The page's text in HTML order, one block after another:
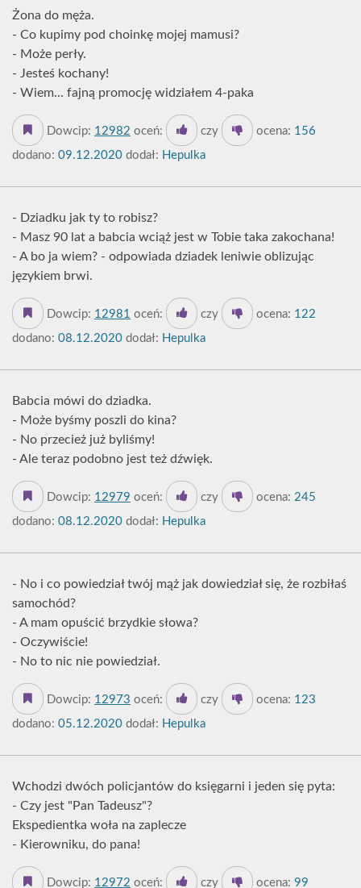
Żona do męża.
- Co kupimy pod choinkę mojej mamusi?
- Może perły.
- Jesteś kochany!
- Wiem... fajną promocję widziałem 4-paka
Dowcip: 12982 oceń: czy ocena: 156
dodano: 09.12.2020 dodał: Hepulka
- Dziadku jak ty to robisz?
- Masz 90 lat a babcia wciąż jest w Tobie taka zakochana!
- A bo ja wiem? - odpowiada dziadek leniwie oblizując
językiem brwi.
Dowcip: 12981 oceń: czy ocena: 122
dodano: 08.12.2020 dodał: Hepulka
Babcia mówi do dziadka.
- Może byśmy poszli do kina?
- No przecież już byliśmy!
- Ale teraz podobno jest też dźwięk.
Dowcip: 12979 oceń: czy ocena: 245
dodano: 08.12.2020 dodał: Hepulka
- No i co powiedział twój mąż jak dowiedział się, że rozbiłaś
samochód?
- A mam opuścić brzydkie słowa?
- Oczywiście!
- No to nic nie powiedział.
Dowcip: 12973 oceń: czy ocena: 123
dodano: 05.12.2020 dodał: Hepulka
Wchodzi dwóch policjantów do księgarni i jeden się pyta:
- Czy jest "Pan Tadeusz"?
Ekspedientka woła na zaplecze
- Kierowniku, do pana!
Dowcip: 12972 oceń: czy ocena: 99